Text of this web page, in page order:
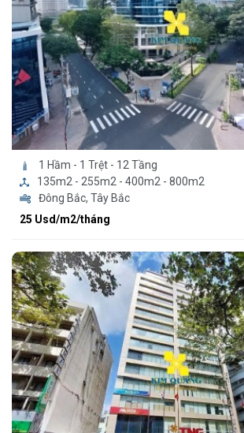
1 Hầm - 1 Trệt - 12 Tầng
135m2 - 255m2 - 400m2 - 800m2
Đông Bắc, Tây Bắc
25 Usd/m2/tháng